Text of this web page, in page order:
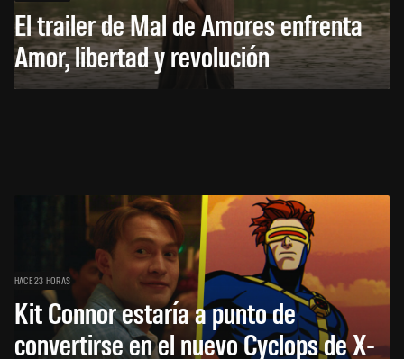
El trailer de Mal de Amores enfrenta
Amor, libertad y revolución
HACE 23 HORAS
Kit Connor estaría a punto de
convertirse en el nuevo Cyclops de X-